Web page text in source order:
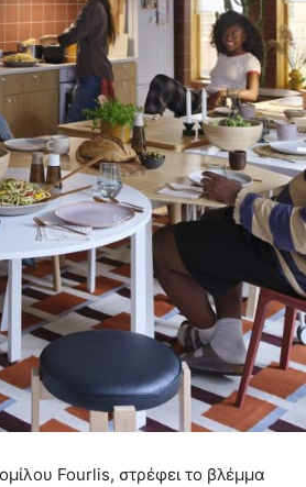
Fourlis, στρέφει το βλέμμα